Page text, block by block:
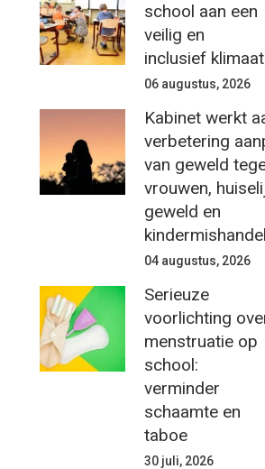
school aan een
veilig en
inclusief klimaat
06 augustus, 2026
Kabinet werkt
verbetering
van geweld
vrouwen,
geweld en
04 augustus, 2026
Serieuze
voorlichting
menstruatie op
school:
verminder
schaamte en
taboe
30 juli, 2026